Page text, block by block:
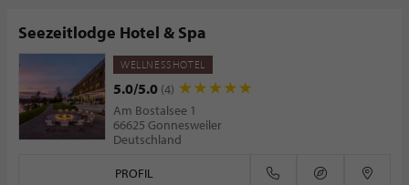
Seezeitlodge Hotel & Spa
WELLNESSHOTEL
5.0/5.0 (4)
Am Bostalsee 1
66625 Gonnesweiler
Deutschland
PROFIL